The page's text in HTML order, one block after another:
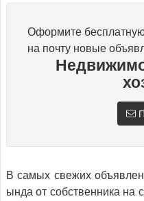
Оформите бесплатную
на почту новые
В самых свежих
ында от собственника на